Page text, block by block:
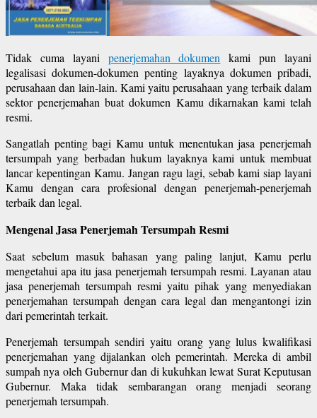
Tidak cuma layani penerjemahan dokumen kami pun layani
legalisasi dokumen-dokumen penting layaknya dokumen pribadi,
perusahaan dan lain-lain. Kami yaitu perusahaan yang terbaik dalam
sektor penerjemahan buat dokumen Kamu dikarnakan kami telah
resmi.
Sangatlah penting bagi Kamu untuk menentukan jasa penerjemah
tersumpah yang berbadan hukum layaknya kami untuk membuat
lancar kepentingan Kamu. Jangan ragu lagi, sebab kami siap layani
Kamu dengan cara profesional dengan penerjemah-penerjemah
terbaik dan legal.
Mengenal Jasa Penerjemah Tersumpah Resmi
Saat sebelum masuk bahasan yang paling lanjut, Kamu perlu
mengetahui apa itu jasa penerjemah tersumpah resmi. Layanan atau
jasa penerjemah tersumpah resmi yaitu pihak yang menyediakan
penerjemahan tersumpah dengan cara legal dan mengantongi izin
dari pemerintah terkait.
Penerjemah tersumpah sendiri yaitu orang yang lulus kwalifikasi
penerjemahan yang dijalankan oleh pemerintah. Mereka di ambil
sumpah nya oleh Gubernur dan di kukuhkan lewat Surat Keputusan
Gubernur. Maka tidak sembarangan orang menjadi seorang
penerjemah tersumpah.